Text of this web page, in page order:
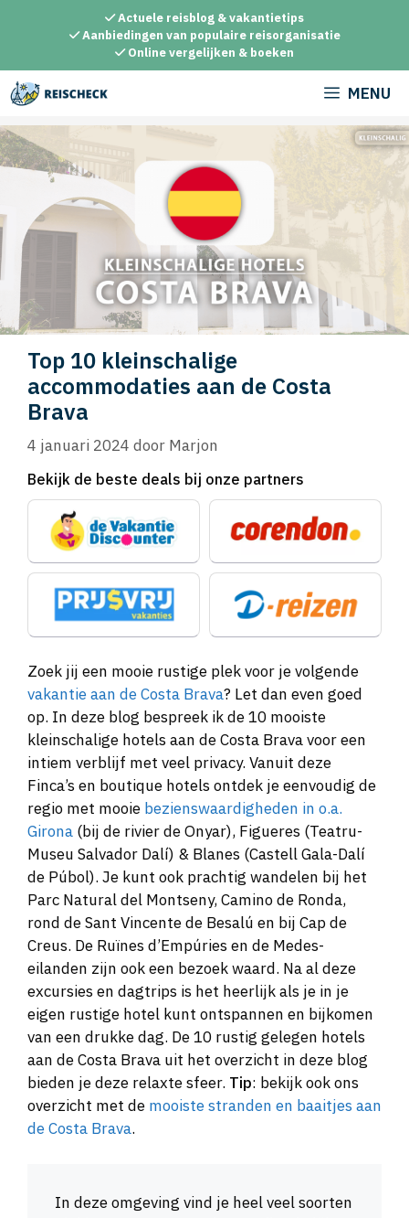
inhoud
Actuele reisblog & vakantietips
Aanbiedingen van populaire reisorganisatie
Online vergelijken & boeken
MENU
Top 10 kleinschalige
accommodaties aan de Costa
Brava
4 januari 2024 door Marjon
Bekijk de beste deals bij onze partners
Zoek jij een mooie rustige plek voor je volgende
vakantie aan de Costa Brava? Let dan even goed
op. In deze blog bespreek ik de 10 mooiste
kleinschalige hotels aan de Costa Brava voor een
intiem verblijf met veel privacy. Vanuit deze
Finca’s en boutique hotels ontdek je eenvoudig de
regio met mooie bezienswaardigheden in o.a.
Girona (bij de rivier de Onyar), Figueres (Teatru-
Museu Salvador Dalí) & Blanes (Castell Gala-Dalí
de Púbol). Je kunt ook prachtig wandelen bij het
Parc Natural del Montseny, Camino de Ronda,
rond de Sant Vincente de Besalú en bij Cap de
Creus. De Ruïnes d’Empúries en de Medes-
eilanden zijn ook een bezoek waard. Na al deze
excursies en dagtrips is het heerlijk als je in je
eigen rustige hotel kunt ontspannen en bijkomen
van een drukke dag. De 10 rustig gelegen hotels
aan de Costa Brava uit het overzicht in deze blog
bieden je deze relaxte sfeer. Tip: bekijk ook ons
overzicht met de mooiste stranden en baaitjes aan
de Costa Brava.
In deze omgeving vind je heel veel soorten